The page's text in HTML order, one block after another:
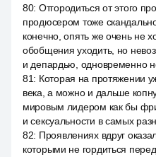
80: Отгородиться от этого
продюсером тоже
конечно, опять же очень не
обобщения уходить, но
и депардью, одновременно
81: Которая на протяжении
века, а можно и дальше
мировым лидером как бы
и сексуальности в самых
82: Проявлениях вдруг
которыми не гордиться